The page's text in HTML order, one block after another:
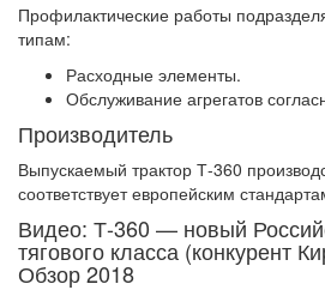
Профилактические работы
типам:
Расходные элементы.
Обслуживание агрегатов
Производитель
Выпускаемый трактор Т-360
соответствует европейским
Видео: Т-360 — новый
тягового класса (конкурент
Обзор 2018